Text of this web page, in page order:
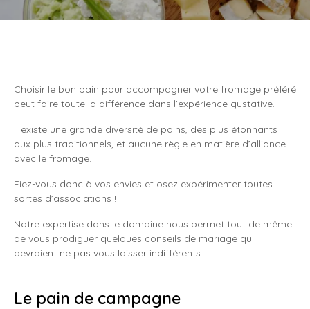
Choisir le bon pain pour accompagner votre fromage préféré
peut faire toute la différence dans l’expérience gustative.
Il existe une grande diversité de pains, des plus étonnants
aux plus traditionnels, et aucune règle en matière d’alliance
avec le fromage.
Fiez-vous donc à vos envies et osez expérimenter toutes
sortes d’associations !
Notre expertise dans le domaine nous permet tout de même
de vous prodiguer quelques conseils de mariage qui
devraient ne pas vous laisser indifférents.
Le pain de campagne